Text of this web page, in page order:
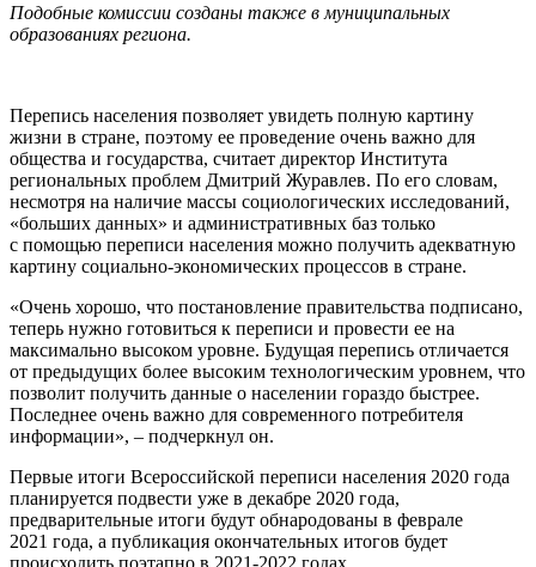
Подобные комиссии созданы также в муниципальных
образованиях региона.
Перепись населения позволяет увидеть полную картину
жизни в стране, поэтому ее проведение очень важно для
общества и государства, считает директор Института
региональных проблем Дмитрий Журавлев. По его словам,
несмотря на наличие массы социологических исследований,
«больших данных» и административных баз только
с помощью переписи населения можно получить адекватную
картину социально-экономических процессов в стране.
«Очень хорошо, что постановление правительства подписано,
теперь нужно готовиться к переписи и провести ее на
максимально высоком уровне. Будущая перепись отличается
от предыдущих более высоким технологическим уровнем, что
позволит получить данные о населении гораздо быстрее.
Последнее очень важно для современного потребителя
информации», – подчеркнул он.
Первые итоги Всероссийской переписи населения 2020 года
планируется подвести уже в декабре 2020 года,
предварительные итоги будут обнародованы в феврале
2021 года, а публикация окончательных итогов будет
происходить поэтапно в 2021-2022 годах.